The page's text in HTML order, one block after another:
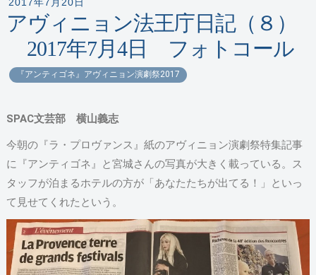
アヴィニョン法王庁日記（８）
2017年7月4日 フォトコール
『アンティゴネ』アヴィニョン演劇祭2017
SPAC文芸部 横山義志
今朝の『ラ・プロヴァンス』紙のアヴィニョン演劇祭特集記事
に『アンティゴネ』と宮城さんの写真が大きく載っている。ス
タッフが泊まるホテルの方が「あなたたちが出てる！」といっ
て見せてくれたという。